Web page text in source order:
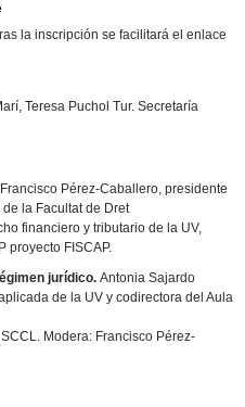
la inscripción se facilitará el enlace
Teresa Puchol Tur. Secretaría
Pérez-Caballero, presidente
la Facultat de Dret
financiero y tributario de la UV,
proyecto FISCAP.
jurídico.Antonia Sajardo
de la UV y codirectora del Aula
Modera: Francisco Pérez-